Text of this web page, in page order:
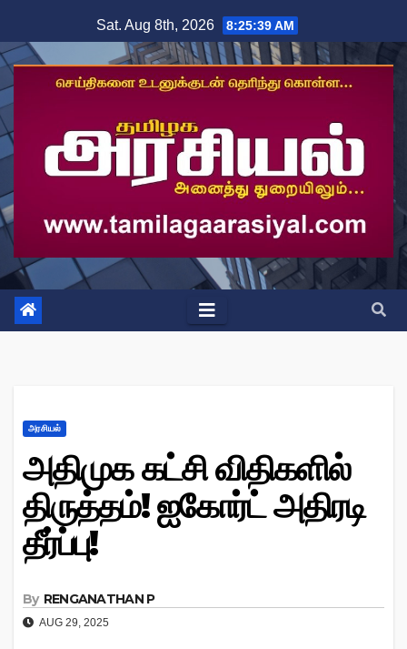
to
content
Sat. Aug 8th, 2026 8:25:40 AM
அரசியல்
அதிமுக கட்சி விதிகளில்
திருத்தம்! ஐகோர்ட் அதிரடி
தீர்ப்பு!
By RENGANATHAN P
AUG 29, 2025